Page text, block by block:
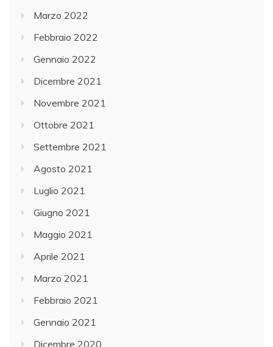
Marzo 2022
Febbraio 2022
Gennaio 2022
Dicembre 2021
Novembre 2021
Ottobre 2021
Settembre 2021
Agosto 2021
Luglio 2021
Giugno 2021
Maggio 2021
Aprile 2021
Marzo 2021
Febbraio 2021
Gennaio 2021
Dicembre 2020